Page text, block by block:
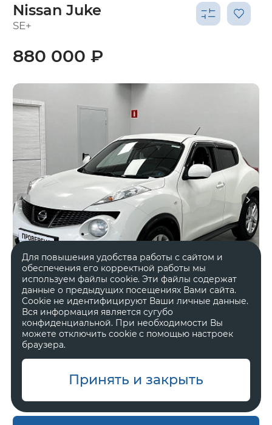
Nissan Juke
SE+
2012 год
Передний
246 000 км.
1.6 л, 117 л.с.
В наличии
880 000 ₽
Для повышения удобства работы с сайтом и
обеспечения его корректной работы мы
используем файлы cookie. Эти файлы содержат
данные о предыдущих посещениях Вами сайта.
Cookie не идентифицируют Ваши личные данные.
Вся информация является сугубо
конфиденциальной. При необходимости Вы
можете отключить cookie с помощью настроек
браузера.
Принять и закрыть